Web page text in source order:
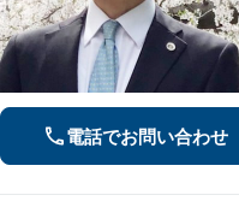
電話でお問い合わせ